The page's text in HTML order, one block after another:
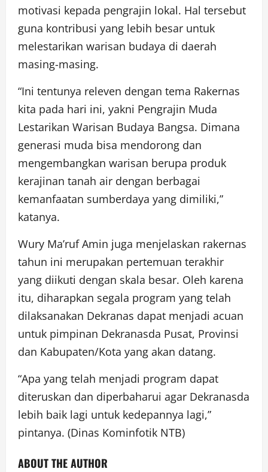
motivasi kepada pengrajin lokal. Hal tersebut
guna kontribusi yang lebih besar untuk
melestarikan warisan budaya di daerah
masing-masing.
“Ini tentunya releven dengan tema Rakernas
kita pada hari ini, yakni Pengrajin Muda
Lestarikan Warisan Budaya Bangsa. Dimana
generasi muda bisa mendorong dan
mengembangkan warisan berupa produk
kerajinan tanah air dengan berbagai
kemanfaatan sumberdaya yang dimiliki,”
katanya.
Wury Ma’ruf Amin juga menjelaskan rakernas
tahun ini merupakan pertemuan terakhir
yang diikuti dengan skala besar. Oleh karena
itu, diharapkan segala program yang telah
dilaksanakan Dekranas dapat menjadi acuan
untuk pimpinan Dekranasda Pusat, Provinsi
dan Kabupaten/Kota yang akan datang.
“Apa yang telah menjadi program dapat
diteruskan dan diperbaharui agar Dekranasda
lebih baik lagi untuk kedepannya lagi,”
pintanya. (Dinas Kominfotik NTB)
ABOUT THE AUTHOR